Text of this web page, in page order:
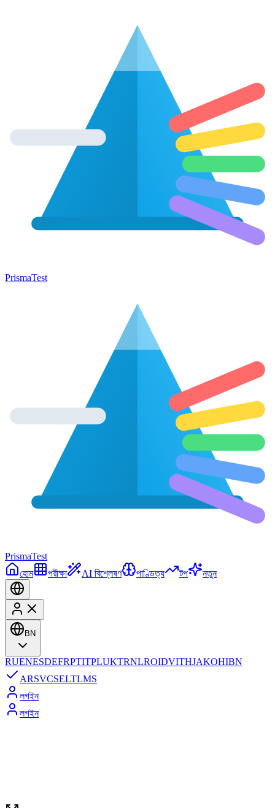
PrismaTest
PrismaTest
হোম
পরীক্ষা AI বিশ্লেষণ পাণ্ডিত্য টপ নতুন
BN
RUENESDEFRPTITPLUKTRNLROIDVITHJAKOHIBN
ARSVCSELTLMS
লগইন
লগইন